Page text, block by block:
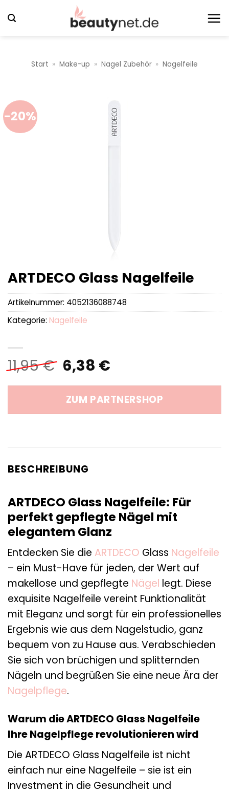
Inhalt
Start » Make-up » Nagel Zubehör » Nagelfeile
-20%
ARTDECO Glass Nagelfeile
11,95€ Ursprünglicher
Preis
war:
11,95 €
6,38 €Aktueller
ist:
6,38 €.
ZUM PARTNERSHOP
Artikelnummer: 4052136088748
Kategorie: Nagelfeile
BESCHREIBUNG
ARTDECO Glass Nagelfeile: Für
perfekt gepflegte Nägel mit
elegantem Glanz
Entdecken Sie die ARTDECO Glass Nagelfeile
– ein Must-Have für jeden, der Wert auf
makellose und gepflegte Nägel legt. Diese
exquisite Nagelfeile vereint Funktionalität
mit Eleganz und sorgt für ein professionelles
Ergebnis wie aus dem Nagelstudio, ganz
bequem von zu Hause aus. Verabschieden
Sie sich von brüchigen und splitternden
Nägeln und begrüßen Sie eine neue Ära der
Nagelpflege.
Warum die ARTDECO Glass Nagelfeile
Ihre Nagelpflege revolutionieren wird
Die ARTDECO Glass Nagelfeile ist nicht
einfach nur eine Nagelfeile – sie ist ein
Investment in die Gesundheit und